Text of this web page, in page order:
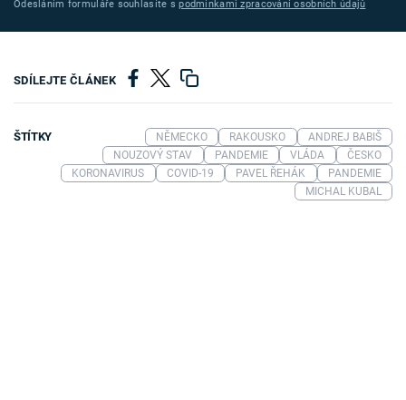
Odesláním formuláře souhlasíte spodmínkami zpracování osobních údajů
SDÍLEJTE ČLÁNEK
ŠTÍTKY NĚMECKO RAKOUSKO
ANDREJ BABIŠ
NOUZOVÝ STAV
PANDEMIE VLÁDA
ČESKO
KORONAVIRUS
COVID-19 PAVEL ŘEHÁK
PANDEMIE
MICHAL KUBAL